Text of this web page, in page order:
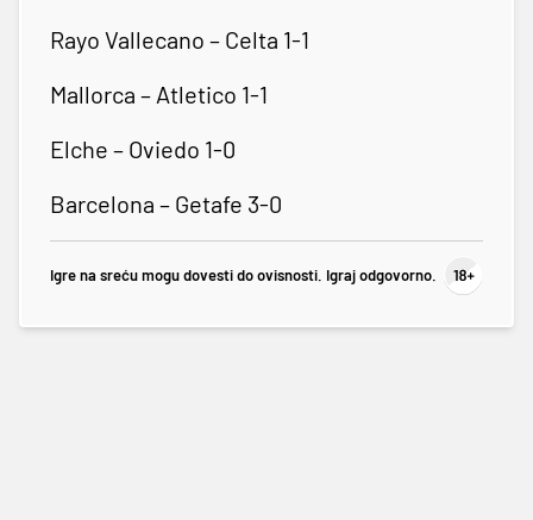
Rayo Vallecano – Celta 1-1
Mallorca – Atletico 1-1
Elche – Oviedo 1-0
Barcelona – Getafe 3-0
Igre na sreću mogu dovesti do ovisnosti. Igraj odgovorno.